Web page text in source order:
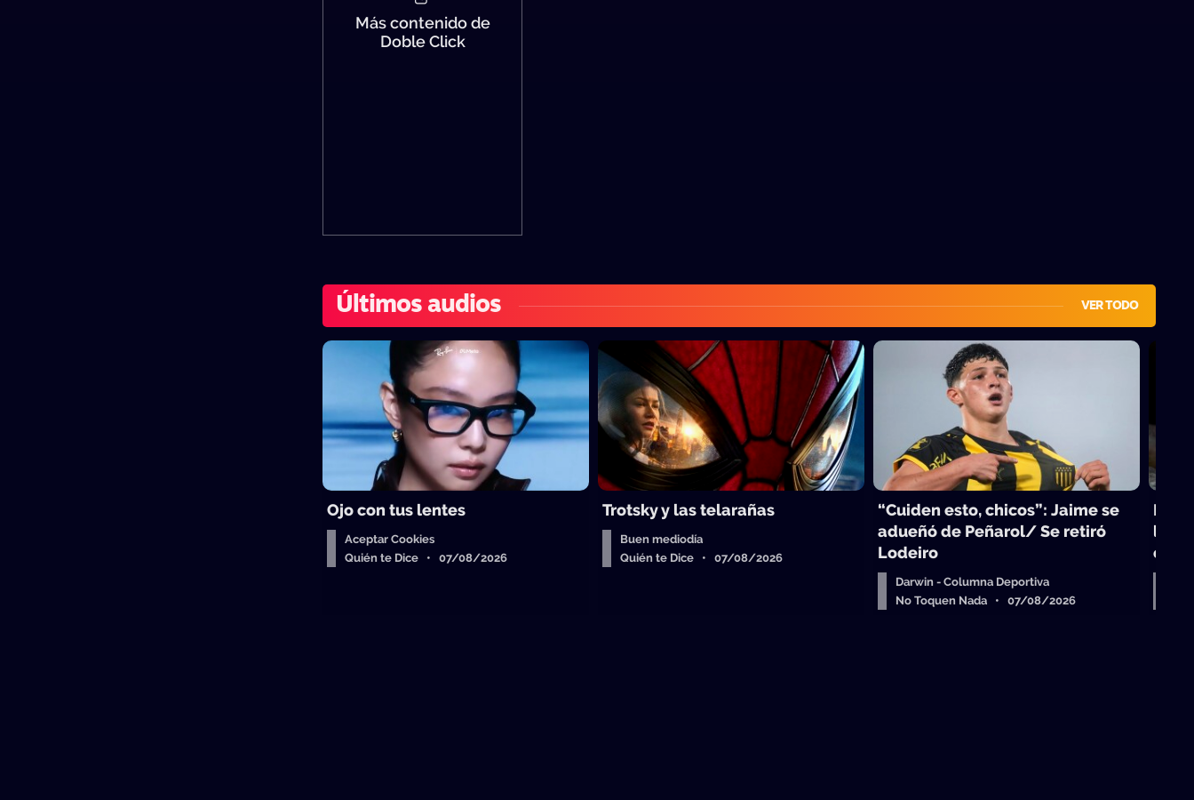
Más contenido de
Doble Click
Últimos audios VER TODO
Ojo con tus lentes
Aceptar Cookies
Quién te Dice • 07/08/2026
Trotsky y las telarañas
Buen mediodía
Quién te Dice • 07/08/2026
“Cuiden esto, chicos”: Jaime se
adueñó de Peñarol/ Se retiró
Lodeiro
Darwin - Columna Deportiva
No Toquen Nada • 07/08/2026
Lo
los